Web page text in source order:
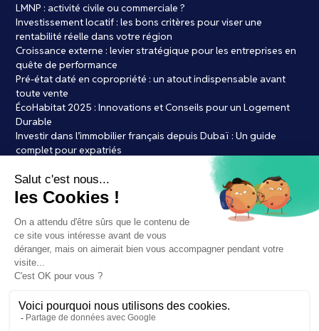
LMNP : activité civile ou commerciale ?
Investissement locatif : les bons critères pour viser une
rentabilité réelle dans votre région
Croissance externe : levier stratégique pour les entreprises en
quête de performance
Pré-état daté en copropriété : un atout indispensable avant
toute vente
ÉcoHabitat 2025 : Innovations et Conseils pour un Logement
Durable
Investir dans l’immobilier français depuis Dubaï : Un guide
complet pour expatriés
Achat immobilier : les 7 erreurs courantes à éviter absolument
LMNP Bordeaux : le bon timing pour se lancer ?
Par Laure de credits.frLes courtiers en crédit immobilier à l’ère
de l’IA : vers la fin du conseil humain ?
Immobilier et Bitcoin : une révolution dans l’achat de votre futur
bien ?
Politiques de confidentialité